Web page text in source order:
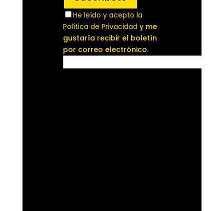
He leído y acepto la
Política de Privacidad y me
gustaría recibir el boletín
por correo electrónico.